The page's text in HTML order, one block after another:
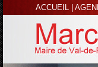
ACCUEIL